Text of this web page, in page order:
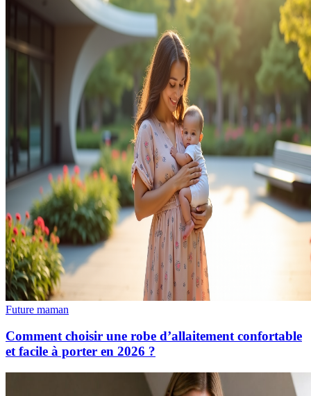
Future maman
Comment choisir une robe d’allaitement confortable
et facile à porter en 2026 ?